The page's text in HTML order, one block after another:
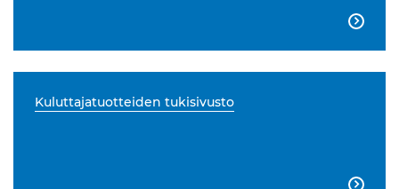

Kuluttajatuotteiden tukisivusto
